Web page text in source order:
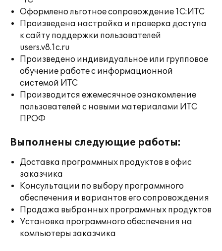
Оформлено льготное сопровождение 1С:ИТС
Произведена настройка и проверка доступа
к сайту поддержки пользователей
users.v8.1c.ru
Произведено индивидуальное или групповое
обучение работе с информационной
системой ИТС
Производится ежемесячное ознакомление
пользователей с новыми материалами ИТС
ПРОФ
Выполнены следующие работы:
Доставка программных продуктов в офис
заказчика
Консультации по выбору программного
обеспечения и вариантов его сопровождения
Продажа выбранных программных продуктов
Установка программного обеспечения на
компьютеры заказчика